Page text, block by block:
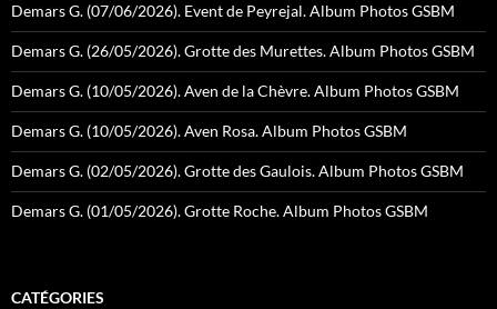
Demars G. (07/06/2026). Event de Peyrejal. Album Photos GSBM
Demars G. (26/05/2026). Grotte des Murettes. Album Photos GSBM
Demars G. (10/05/2026). Aven de la Chèvre. Album Photos GSBM
Demars G. (10/05/2026). Aven Rosa. Album Photos GSBM
Demars G. (02/05/2026). Grotte des Gaulois. Album Photos GSBM
Demars G. (01/05/2026). Grotte Roche. Album Photos GSBM
CATÉGORIES